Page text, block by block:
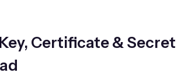
Certificate & Secret